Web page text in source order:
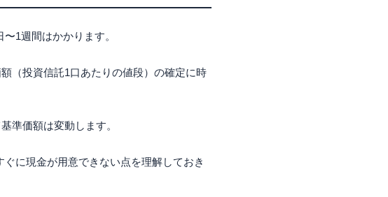
1週間はかかります。
（投資信託1口あたりの値段）の確定に時
準価額は変動します。
に現金が用意できない点を理解しておき